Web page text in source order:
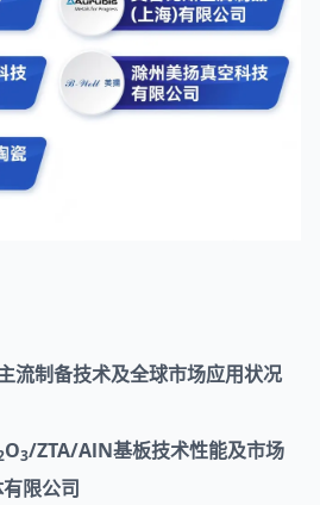
流制备技术及全球市场应用状况
O3/ZTA/AlN基板技术性能及市场
限公司